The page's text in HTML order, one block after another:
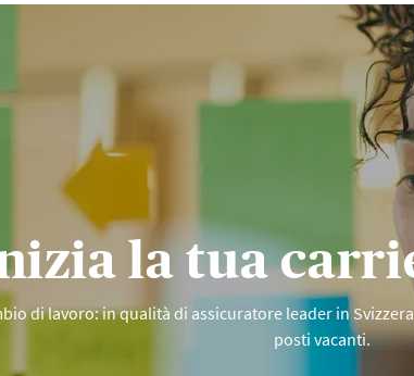
la tua
di lavoro: in qualità di assicuratore leader in
posti vacanti.